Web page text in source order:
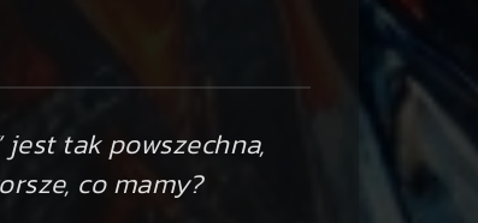
tak powszechna,
co mamy?